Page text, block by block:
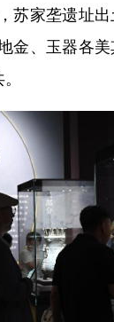
苏家垄遗址出
、玉器各美